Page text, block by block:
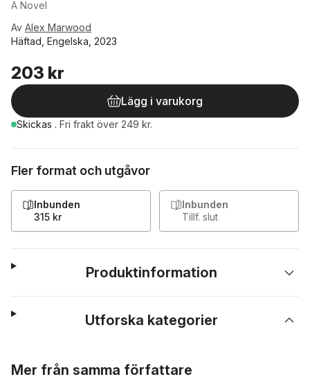
A Novel
Av Alex Marwood
Häftad, Engelska, 2023
203 kr
Lägg i varukorg
Skickas . Fri frakt över 249 kr.
Fler format och utgåvor
Inbunden
315 kr
Inbunden
Tillf. slut
Produktinformation
Utforska kategorier
Mer från samma författare